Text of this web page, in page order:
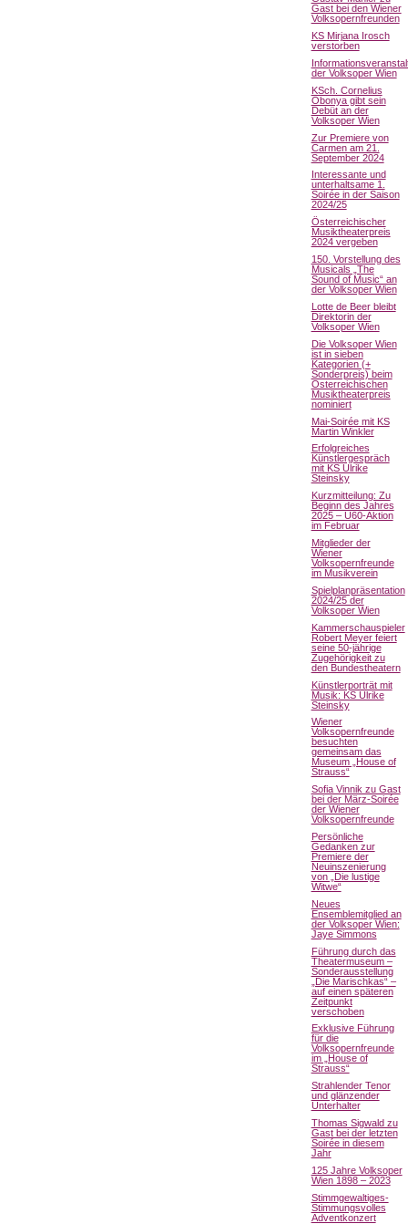
Gast bei den Wiener
Volksopernfreunden
KS Mirjana Irosch
verstorben
der Volksoper Wien
KSch. Cornelius
Obonya gibt sein
Debüt an der
Volksoper Wien
Zur Premiere von
Carmen am 21.
September 2024
Interessante und
unterhaltsame 1.
Soirée in der Saison
2024/25
Österreichischer
Musiktheaterpreis
2024 vergeben
150. Vorstellung des
Musicals „The
Sound of Music“ an
der Volksoper Wien
Lotte de Beer bleibt
Direktorin der
Volksoper Wien
Die Volksoper Wien
ist in sieben
Kategorien (+
Sonderpreis) beim
Österreichischen
Musiktheaterpreis
nominiert
Mai-Soirée mit KS
Martin Winkler
Erfolgreiches
Künstlergespräch
mit KS Ulrike
Steinsky
Kurzmitteilung: Zu
Beginn des Jahres
2025 – Ü60-Aktion
im Februar
Mitglieder der
Wiener
Volksopernfreunde
im Musikverein
Spielplanpräsentation
2024/25 der
Volksoper Wien
Kammerschauspieler
Robert Meyer feiert
seine 50-jährige
Zugehörigkeit zu
den Bundestheatern
Künstlerporträt mit
Musik: KS Ulrike
Steinsky
Wiener
Volksopernfreunde
besuchten
gemeinsam das
Museum „House of
Strauss“
Sofia Vinnik zu Gast
bei der März-Soirée
der Wiener
Volksopernfreunde
Persönliche
Gedanken zur
Premiere der
Neuinszenierung
von „Die lustige
Witwe“
Neues
Ensemblemitglied an
der Volksoper Wien:
Jaye Simmons
Führung durch das
Theatermuseum –
Sonderausstellung
„Die Marischkas“ –
auf einen späteren
Zeitpunkt
verschoben
Exklusive Führung
für die
Volksopernfreunde
im „House of
Strauss“
Strahlender Tenor
und glänzender
Unterhalter
Thomas Sigwald zu
Gast bei der letzten
Soirée in diesem
Jahr
125 Jahre Volksoper
Wien 1898 – 2023
Stimmgewaltiges-
Stimmungsvolles
Adventkonzert